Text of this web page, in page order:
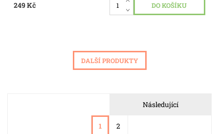
249 Kč
DALŠÍ PRODUKTY
Následující
1 2